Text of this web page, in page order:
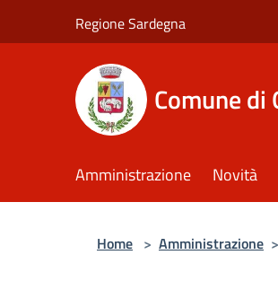
Regione Sardegna
Comune di
Amministrazione Novità
Home > Amministrazione >